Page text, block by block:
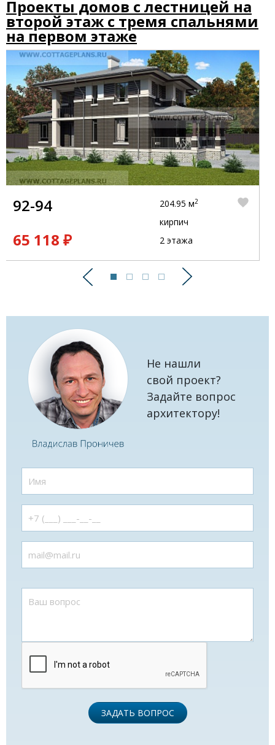
Проекты домов с лестницей на
второй этаж с тремя спальнями
на первом этаже
Предыдущий Следующий
92-94
65 118 ₽
204.95 м2
кирпич
2 этажа
Не нашли
свой проект?
Задайте вопрос
архитектору!
ЗАДАТЬ ВОПРОС